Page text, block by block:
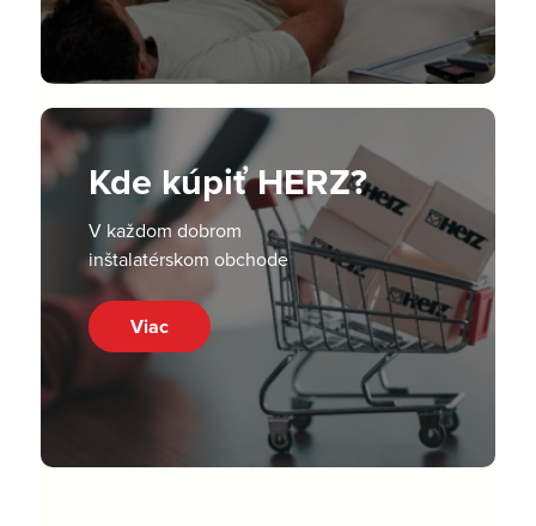
Kde kúpiť HERZ?
V každom dobrom
inštalatérskom obchode
Viac